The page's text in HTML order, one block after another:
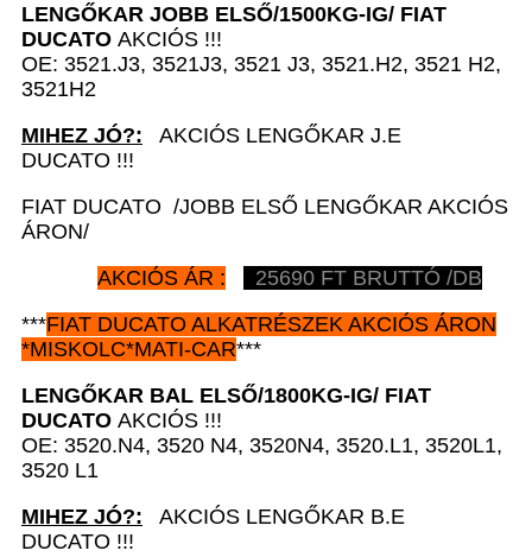
LENGŐKAR JOBB ELSŐ/1500KG-IG/ FIAT
DUCATO AKCIÓS !!!
OE: 3521.J3, 3521J3, 3521 J3, 3521.H2, 3521 H2,
3521H2
MIHEZ JÓ?: AKCIÓS LENGŐKAR J.E
DUCATO !!!
FIAT DUCATO /JOBB ELSŐ LENGŐKAR AKCIÓS
ÁRON/
AKCIÓS ÁR :
25690 FT BRUTTÓ /DB
***FIAT DUCATO ALKATRÉSZEK AKCIÓS ÁRON
*MISKOLC*MATI-CAR***
LENGŐKAR BAL ELSŐ/1800KG-IG/ FIAT
DUCATO AKCIÓS !!!
OE: 3520.N4, 3520 N4, 3520N4, 3520.L1, 3520L1,
3520 L1
MIHEZ JÓ?: AKCIÓS LENGŐKAR B.E
DUCATO !!!